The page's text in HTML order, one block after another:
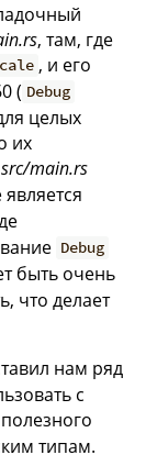
, там, где
, и его
( Debug
целых
их
src/main.rs
Debug
быть очень
что делает
нам ряд
с
типам.